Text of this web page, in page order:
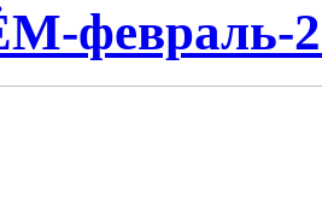
февраль-